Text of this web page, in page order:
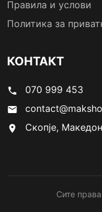
Правила и услови
Политика за
КОНТАКТ
phone 070 999 453
email
location_on Скопје,
Сите